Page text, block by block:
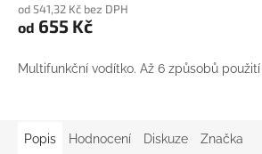
od 541,32 Kč bez DPH
od 655 Kč
Multifunkční vodítko. Až 6 způsobů
Popis Hodnocení Diskuze Značka